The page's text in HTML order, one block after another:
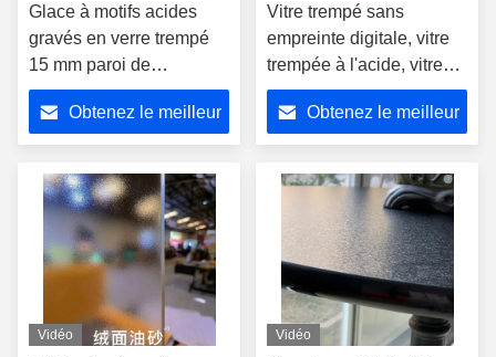
Glace à motifs acides
gravés en verre trempé
15 mm paroi de
séparation décorative
épaisseObtenez le meilleur
Vitre trempé sans
empreinte digitale, vitre
trempée à l'acide, vitre
antidérapant, échelle à
crayon plat
Obtenez le meilleur
Vidéo Vidéo